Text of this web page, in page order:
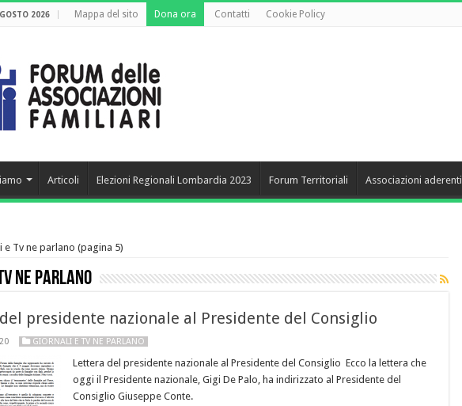
2026 Mappa del sito Dona ora Contatti Cookie Policy
Articoli Elezioni Regionali Lombardia 2023 Forum Territoriali Associazioni aderenti
e Tv ne parlano (pagina 5)
ne parlano
presidente nazionale al Presidente del Consiglio
GIORNALI E TV NE PARLANO
Lettera del presidente nazionale al Presidente del Consiglio Ecco la lettera che
oggi il Presidente nazionale, Gigi De Palo, ha indirizzato al Presidente del
Consiglio Giuseppe Conte.